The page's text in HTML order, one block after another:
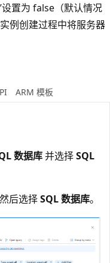
置为 false（默认情况
例创建过程中将服务器
ARM 模板
数据库并选择SQL
后选择SQL 数据库。